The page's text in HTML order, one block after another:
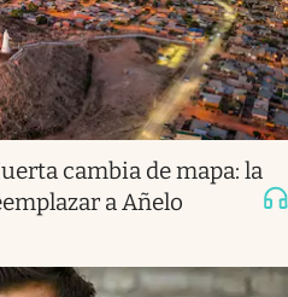
cambia de mapa: la
a Añelo